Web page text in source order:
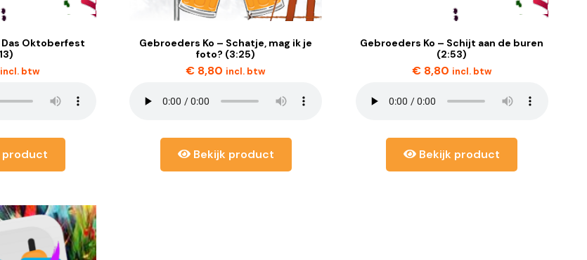
Oktoberfest
incl. btw
product
Gebroeders Ko – Schatje, mag ik je
foto? (3:25)
€ 8,80 incl. btw
Bekijk product
Gebroeders Ko – Schijt aan de buren
(2:53)
€8,80 incl. btw
Bekijk product